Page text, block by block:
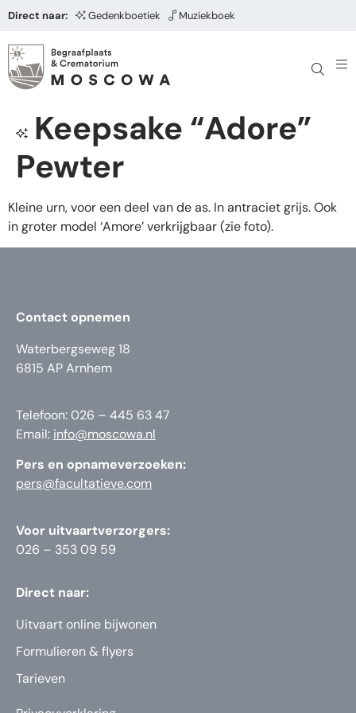
Direct naar: Gedenkboetiek Muziekboek
Keepsake “Adore”
Pewter
Kleine urn, voor een deel van de as. In antraciet grijs. Ook
in groter model ‘Amore’ verkrijgbaar (zie foto).
Contact opnemen
Waterbergseweg 18
6815 AP Arnhem
Telefoon: 026 – 445 63 47
Email: info@moscowa.nl
Pers en opnameverzoeken:
pers@facultatieve.com
Voor uitvaartverzorgers:
026 – 353 09 59
Direct naar:
Uitvaart online bijwonen
Formulieren & flyers
Tarieven